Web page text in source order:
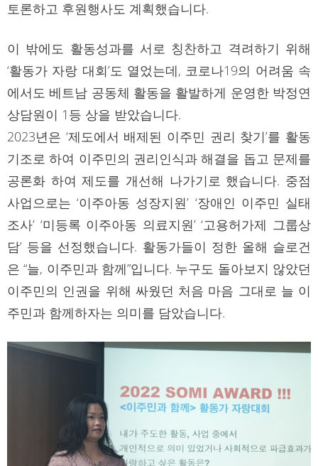
토론하고 후원행사도 계획했습니다.
이 밖에도 활동성과를 서로 칭찬하고 격려하기 위해
‘활동가 자랑 대회’도 열었는데, 코로나19의 어려움 속
에서도 베트남 공동체 활동을 활발하게 운영한 박정연
상담원이 1등 상을 받았습니다.
2023년은 ‘제도에서 배제된 이주민 권리 찾기’를 활동
기조로 하여 이주민의 권리인식과 해결을 돕고 문제를
공론화 하여 제도를 개선해 나가기로 했습니다. 중점
사업으로는 ‘이주아동 성장지원’ ‘장애인 이주민 실태
조사’ ‘미등록 이주아동 의료지원’ ‘고용허가제 그룹상
담’ 등을 선정했습니다. 활동가들이 정한 올해 슬로건
은 “늘, 이주민과 함께”입니다. 누구도 돌아보지 않았던
이주민의 인권을 위해 싸웠던 처음 마음 그대로 늘 이
주민과 함께하자는 의미를 담았습니다.